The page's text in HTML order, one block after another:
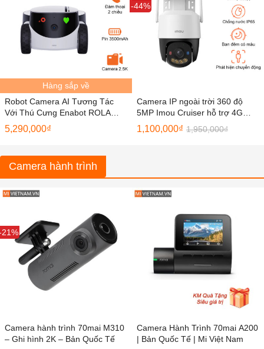
Hàng sắp về
Robot Camera AI Tương Tác
Với Thú Cưng Enabot ROLA
PetPal – Hàng Chính Hãng
5,290,000₫
Sale
-44%
Camera IP ngoài trời 360 độ
5MP Imou Cruiser hỗ trợ 4G
IPC-K7FP-5H0TE
1,100,000₫ 1,950,000₫
Camera hành trình
21%
Camera hành trình 70mai M310
– Ghi hình 2K – Bản Quốc Tế
Camera Hành Trình 70mai A200
| Bản Quốc Tế | Mi Việt Nam